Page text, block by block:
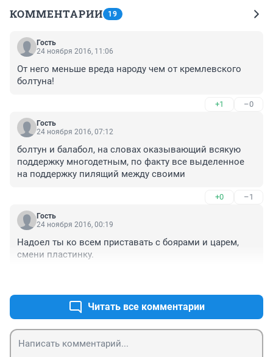
КОММЕНТАРИИ 19
Гость
24 ноября 2016, 11:06
От него меньше вреда народу чем от кремлевского
болтуна!
+1 –0
Гость
24 ноября 2016, 07:12
болтун и балабол, на словах оказывающий всякую
поддержку многодетным, по факту все выделенное
на поддержку пилящий между своими
+0 –1
Гость
24 ноября 2016, 00:19
Надоел ты ко всем приставать с боярами и царем,
смени пластинку.
Читать все комментарии